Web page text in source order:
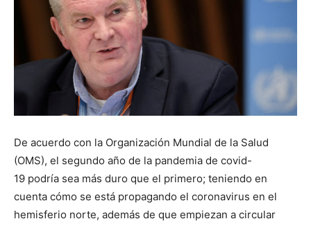
De acuerdo con la Organización Mundial de la Salud
(OMS), el segundo año de la pandemia de covid-
19 podría sea más duro que el primero; teniendo en
cuenta cómo se está propagando el coronavirus en el
hemisferio norte, además de que empiezan a circular